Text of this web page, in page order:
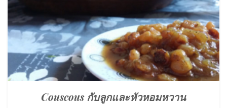
Couscous กับลูกและหัวหอมหวาน